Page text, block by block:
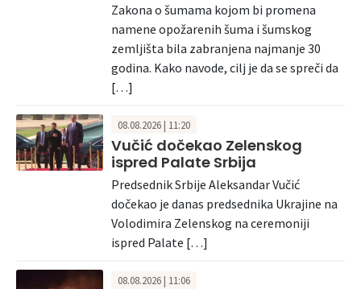
Zakona o šumama kojom bi promena
namene opožarenih šuma i šumskog
zemljišta bila zabranjena najmanje 30
godina. Kako navode, cilj je da se spreči da
[…]
08.08.2026 | 11:20
Vučić dočekao Zelenskog
ispred Palate Srbija
Predsednik Srbije Aleksandar Vučić
dočekao je danas predsednika Ukrajine na
Volodimira Zelenskog na ceremoniji
ispred Palate […]
08.08.2026 | 11:06